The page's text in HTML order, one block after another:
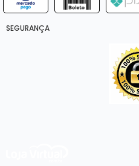
SEGURANÇA